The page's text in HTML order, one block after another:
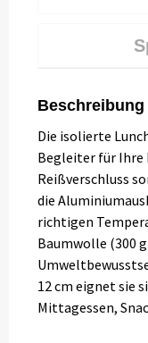
Beschreibung
Die isolierte
Begleiter für Ihre
Reißverschluss
die
richtigen
Baumwolle (300
12 cm eignet sie
Mittagessen,